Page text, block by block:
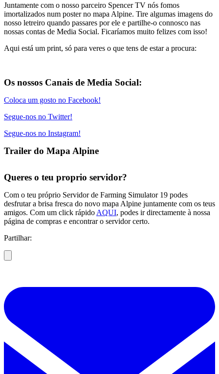
Juntamente com o nosso parceiro Spencer TV nós fomos
imortalizados num poster no mapa Alpine. Tire algumas imagens do
nosso letreiro quando passares por ele e partilhe-o connosco nas
nossas contas de Media Social. Ficaríamos muito felizes com isso!
Aqui está um print, só para veres o que tens de estar a procura:
Os nossos Canais de Media Social:
Coloca um gosto no Facebook!
Segue-nos no Twitter!
Segue-nos no Instagram!
Trailer do Mapa Alpine
Queres o teu proprio servidor?
Com o teu próprio Servidor de Farming Simulator 19 podes
desfrutar a brisa fresca do novo mapa Alpine juntamente com os teus
amigos. Com um click rápido AQUI, podes ir directamente à nossa
página de compras e encontrar o servidor certo.
Partilhar: